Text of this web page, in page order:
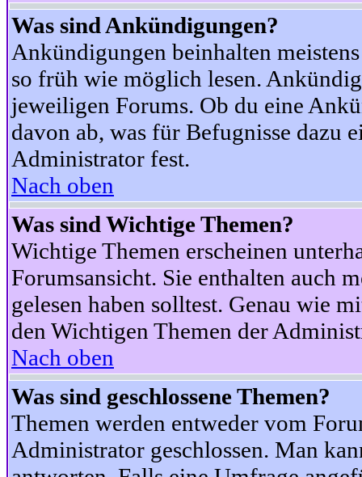
Was sind Ankündigungen?
Ankündigungen beinhalten
so früh wie möglich lesen.
jeweiligen Forums. Ob du eine
davon ab, was für Befugnisse dazu
Administrator fest.
Nach oben
Was sind Wichtige Themen?
Wichtige Themen erscheinen
Forumsansicht. Sie enthalten auch
gelesen haben solltest. Genau wie
den Wichtigen Themen der
Nach oben
Was sind geschlossene Themen?
Themen werden entweder vom
Administrator geschlossen. Man